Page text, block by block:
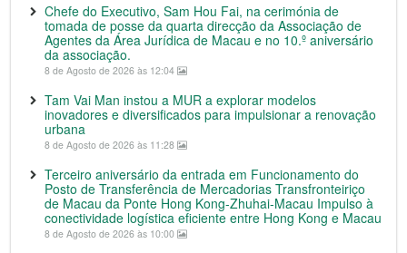
Chefe do Executivo, Sam Hou Fai, na cerimónia de
tomada de posse da quarta direcção da Associação de
Agentes da Área Jurídica de Macau e no 10.º aniversário
da associação.
8 de Agosto de 2026 às 12:04
Tam Vai Man instou a MUR a explorar modelos
inovadores e diversificados para impulsionar a renovação
urbana
8 de Agosto de 2026 às 11:28
Terceiro aniversário da entrada em Funcionamento do
Posto de Transferência de Mercadorias Transfronteiriço
de Macau da Ponte Hong Kong-Zhuhai-Macau Impulso à
conectividade logística eficiente entre Hong Kong e Macau
8 de Agosto de 2026 às 10:00